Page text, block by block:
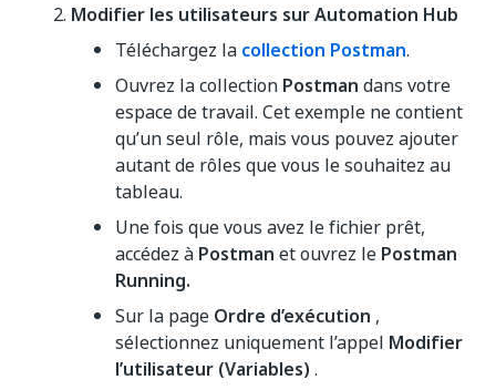
Modifier les utilisateurs sur Automation Hub
Téléchargez la collection Postman.
Ouvrez la collection Postman dans votre
espace de travail. Cet exemple ne contient
qu’un seul rôle, mais vous pouvez ajouter
autant de rôles que vous le souhaitez au
tableau.
Une fois que vous avez le fichier prêt,
accédez à Postman et ouvrez le Postman
Running.
Sur la page Ordre d’exécution ,
sélectionnez uniquement l’appel Modifier
l’utilisateur (Variables) .